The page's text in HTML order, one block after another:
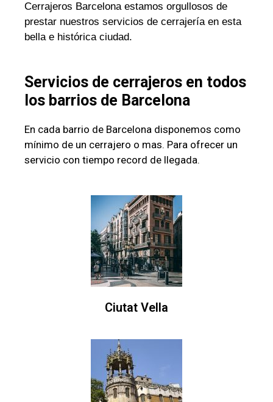
Cerrajeros Barcelona estamos orgullosos de
prestar nuestros servicios de cerrajería en esta
bella e histórica ciudad.
Servicios de cerrajeros en todos
los barrios de Barcelona
En cada barrio de Barcelona disponemos como
mínimo de un cerrajero o mas. Para ofrecer un
servicio con tiempo record de llegada.
Ciutat Vella